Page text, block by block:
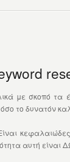
με σκοπό
το δυνατόν
αυτή είναι